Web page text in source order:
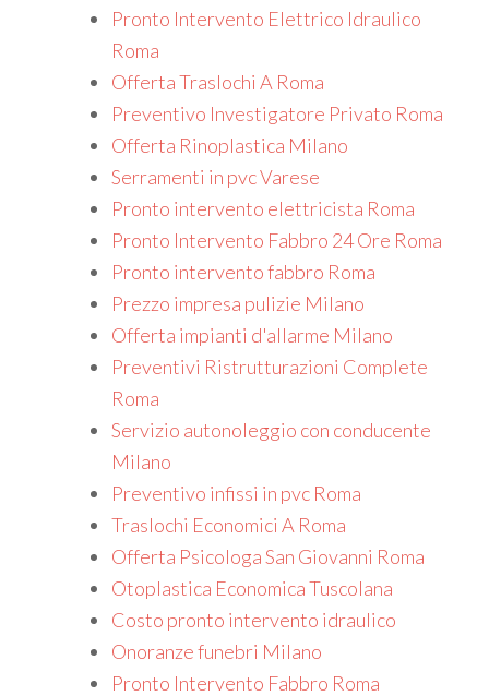
Pronto Intervento Elettrico Idraulico
Roma
Offerta Traslochi A Roma
Preventivo Investigatore Privato Roma
Offerta Rinoplastica Milano
Serramenti in pvc Varese
Pronto intervento elettricista Roma
Pronto Intervento Fabbro 24 Ore Roma
Pronto intervento fabbro Roma
Prezzo impresa pulizie Milano
Offerta impianti d'allarme Milano
Preventivi Ristrutturazioni Complete
Roma
Servizio autonoleggio con conducente
Milano
Preventivo infissi in pvc Roma
Traslochi Economici A Roma
Offerta Psicologa San Giovanni Roma
Otoplastica Economica Tuscolana
Costo pronto intervento idraulico
Onoranze funebri Milano
Pronto Intervento Fabbro Roma